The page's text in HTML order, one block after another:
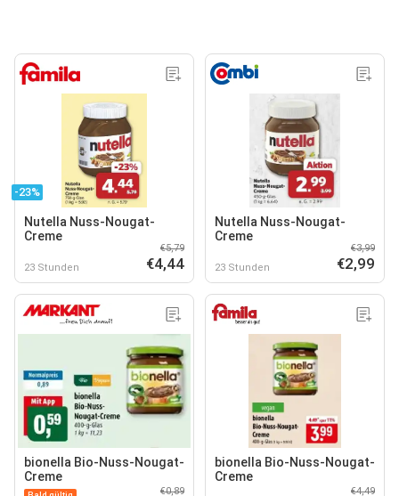
-23%
Nutella Nuss-Nougat-
Creme
23 Stunden
€5,79
€4,44
Nutella Nuss-Nougat-
Creme
23 Stunden
€3,99
€2,99
bionella Bio-Nuss-Nougat-
Creme
€0,89
bionella Bio-Nuss-Nougat-
Creme
€4,49